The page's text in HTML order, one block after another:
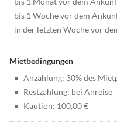
- bis 1 Woche vor dem
- in der letzten Woche vor
Mietbedingungen
• Anzahlung: 30% des
• Restzahlung: bei Anreise
• Kaution: 100,00 €